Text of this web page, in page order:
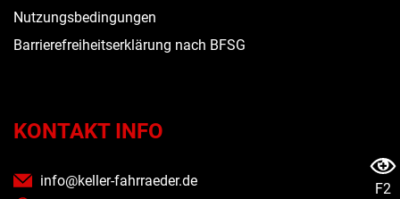
Nutzungsbedingungen
Barrierefreiheitserklärung nach BFSG
KONTAKT INFO
info@keller-fahrraeder.de F2